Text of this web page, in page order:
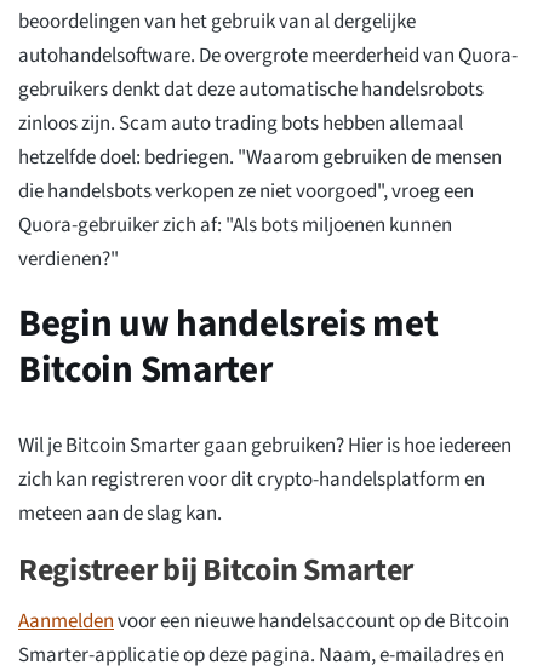
beoordelingen van het gebruik van al dergelijke
autohandelsoftware. De overgrote meerderheid van Quora-
gebruikers denkt dat deze automatische handelsrobots
zinloos zijn. Scam auto trading bots hebben allemaal
hetzelfde doel: bedriegen. "Waarom gebruiken de mensen
die handelsbots verkopen ze niet voorgoed", vroeg een
Quora-gebruiker zich af: "Als bots miljoenen kunnen
verdienen?"
Begin uw handelsreis met
Bitcoin Smarter
Wil je Bitcoin Smarter gaan gebruiken? Hier is hoe iedereen
zich kan registreren voor dit crypto-handelsplatform en
meteen aan de slag kan.
Registreer bij Bitcoin Smarter
Aanmeldenvoor een nieuwe handelsaccount op de Bitcoin
Smarter-applicatie op deze pagina. Naam, e-mailadres en